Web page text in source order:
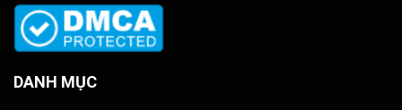
DANH MỤC